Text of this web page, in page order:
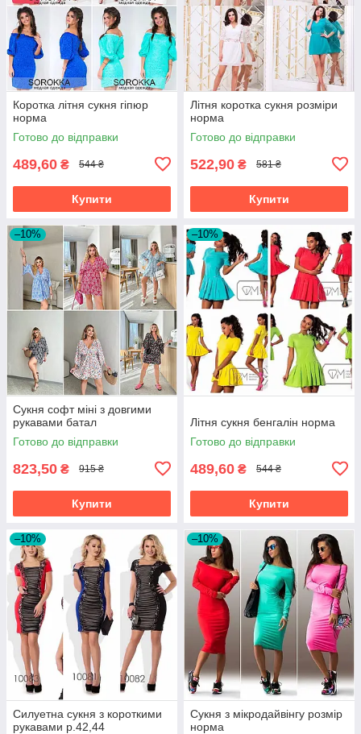
Коротка літня сукня гіпюр
норма
Готово до відправки
489,60 ₴ 544 ₴
Купити
Літня коротка сукня розміри
норма
Готово до відправки
522,90 ₴ 581 ₴
Купити
–10%
Сукня софт міні з довгими
рукавами батал
Готово до відправки
823,50 ₴ 915 ₴
Купити
–10%
Літня сукня бенгалін норма
Готово до відправки
489,60 ₴ 544 ₴
Купити
–10%
Силуетна сукня з короткими
рукавами р.42,44
–10%
Сукня з мікродайвінгу розмір
норма